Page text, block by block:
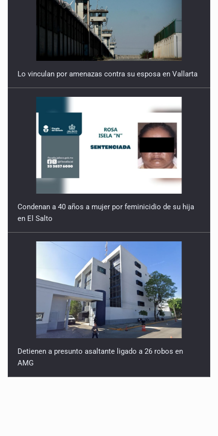
18 de Julio de 2026
Lo vinculan por amenazas contra su esposa en Vallarta
Condenan a 40 años a mujer por feminicidio de su hija
en El Salto
Detienen a presunto asaltante ligado a 26 robos en
AMG